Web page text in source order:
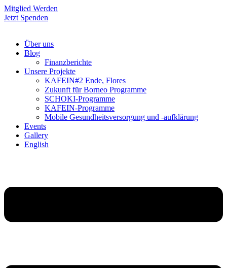
Mitglied Werden
Jetzt Spenden
Über uns
Blog
Finanzberichte
Unsere Projekte
KAFEIN#2 Ende, Flores
Zukunft für Borneo Programme
SCHOKI-Programme
KAFEIN-Programme
Mobile Gesundheitsversorgung und -aufklärung
Events
Gallery
English